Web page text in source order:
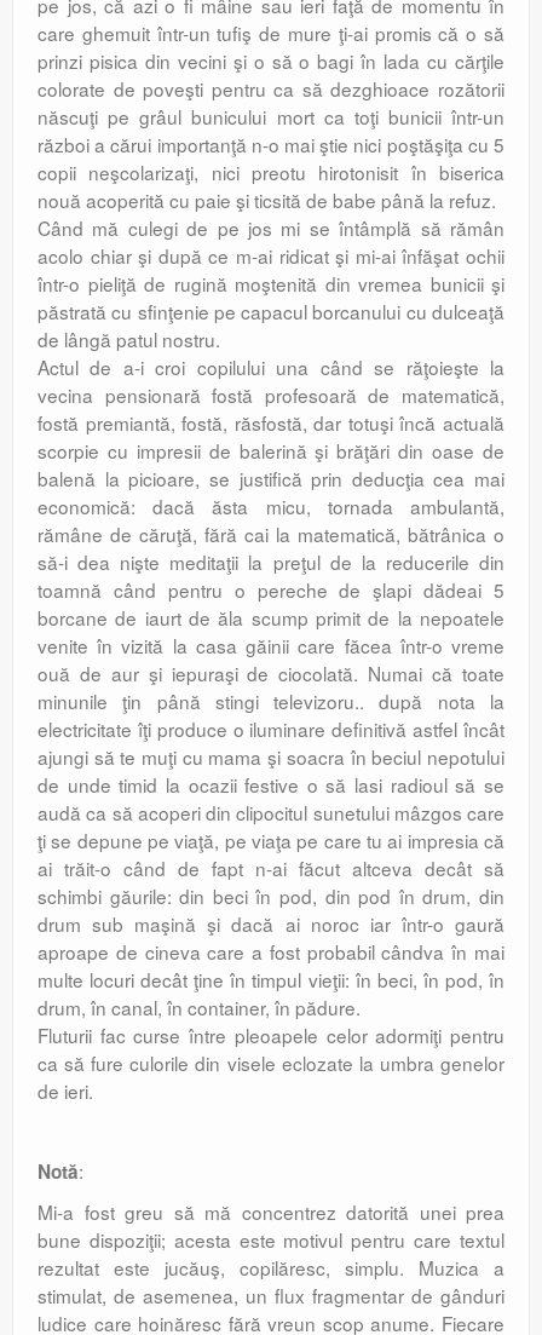
care ghemuit într-un tufiş de mure ţi-ai promis că o să
prinzi pisica din vecini şi o să o bagi în lada cu cărţile
colorate de poveşti pentru ca să dezghioace rozătorii
născuţi pe grâul bunicului mort ca toţi bunicii într-un
război a cărui importanţă n-o mai ştie nici poştăşiţa cu 5
copii neşcolarizaţi, nici preotu hirotonisit în biserica
nouă acoperită cu paie şi ticsită de babe până la refuz.
Când mă culegi de pe jos mi se întâmplă să rămân
acolo chiar şi după ce m-ai ridicat şi mi-ai înfăşat ochii
într-o pieliţă de rugină moştenită din vremea bunicii şi
păstrată cu sfinţenie pe capacul borcanului cu dulceaţă
de lângă patul nostru.
Actul de a-i croi copilului una când se răţoieşte la
vecina pensionară fostă profesoară de matematică,
fostă premiantă, fostă, răsfostă, dar totuşi încă actuală
scorpie cu impresii de balerină şi brăţări din oase de
balenă la picioare, se justifică prin deducţia cea mai
economică: dacă ăsta micu, tornada ambulantă,
rămâne de căruţă, fără cai la matematică, bătrânica o
să-i dea nişte meditaţii la preţul de la reducerile din
toamnă când pentru o pereche de şlapi dădeai 5
borcane de iaurt de ăla scump primit de la nepoatele
venite în vizită la casa găinii care făcea într-o vreme
ouă de aur şi iepuraşi de ciocolată. Numai că toate
minunile ţin până stingi televizoru.. după nota la
electricitate îţi produce o iluminare definitivă astfel încât
ajungi să te muţi cu mama şi soacra în beciul nepotului
de unde timid la ocazii festive o să lasi radioul să se
audă ca să acoperi din clipocitul sunetului mâzgos care
ţi se depune pe viaţă, pe viaţa pe care tu ai impresia că
ai trăit-o când de fapt n-ai făcut altceva decât să
schimbi găurile: din beci în pod, din pod în drum, din
drum sub maşină şi dacă ai noroc iar într-o gaură
aproape de cineva care a fost probabil cândva în mai
multe locuri decât ţine în timpul vieţii: în beci, în pod, în
drum, în canal, în container, în pădure.
Fluturii fac curse între pleoapele celor adormiţi pentru
ca să fure culorile din visele eclozate la umbra genelor
de ieri.
Notă:
Mi-a fost greu să mă concentrez datorită unei prea
bune dispoziţii; acesta este motivul pentru care textul
rezultat este jucăuş, copilăresc, simplu. Muzica a
stimulat, de asemenea, un flux fragmentar de gânduri
ludice care hoinăresc fără vreun scop anume. Fiecare